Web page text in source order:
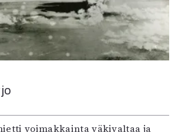
voimakkainta väkivaltaa ja